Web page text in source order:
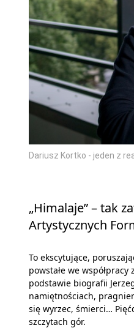
Dariusz Kortko - jeden z
„Himalaje” – tak
Artystycznych
To ekscytujące,
powstałe we
podstawie biografii
namiętnościach,
się wyrzec, śmierci…
szczytach gór.